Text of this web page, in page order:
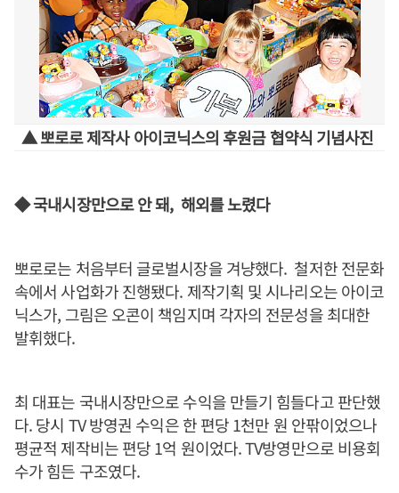
▲ 뽀로로 제작사 아이코닉스의 후원금 협약식 기념사진
◆ 국내시장만으로 안 돼, 해외를 노렸다
뽀로로는 처음부터 글로벌시장을 겨냥했다. 철저한 전문화
속에서 사업화가 진행됐다. 제작기획 및 시나리오는 아이코
닉스가, 그림은 오콘이 책임지며 각자의 전문성을 최대한
발휘했다.
최 대표는 국내시장만으로 수익을 만들기 힘들다고 판단했
다. 당시 TV 방영권 수익은 한 편당 1천만 원 안팎이었으나
평균적 제작비는 편당 1억 원이었다. TV방영만으로 비용회
수가 힘든 구조였다.